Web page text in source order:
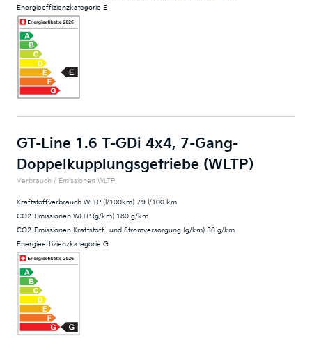
Energieeffizienzkategorie E
GT-Line 1.6 T-GDi 4x4, 7-Gang-
Doppelkupplungsgetriebe (WLTP)
Verbrauch / Emissionen WLTP
Kraftstoffverbrauch WLTP (l/100km) 7.9 l/100 km
CO2-Emissionen WLTP (g/km) 180 g/km
CO2-Emissionen Kraftstoff- und Stromversorgung (g/km) 36 g/km
Energieeffizienzkategorie G